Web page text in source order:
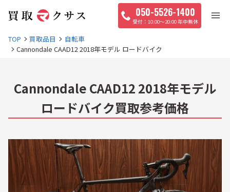
050-5526-1400
10:00〜20:00 年中無休
TOP 買取品目
自転車
Cannondale CAAD12 2018年モデル ロードバイク
Cannondale CAAD12 2018年モデル
ロードバイク買取参考価格